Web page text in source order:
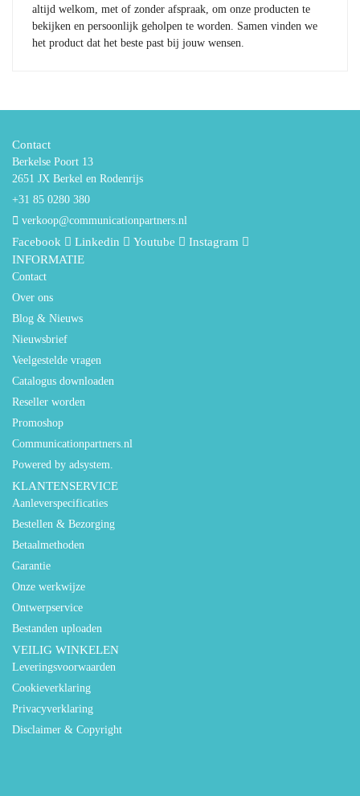
altijd welkom, met of zonder afspraak, om onze producten te
bekijken en persoonlijk geholpen te worden. Samen vinden we
het product dat het beste past bij jouw wensen.
Contact
Berkelse Poort 13
2651 JX Berkel en Rodenrijs
+31 85 0280 380
verkoop@communicationpartners.nl
Facebook Linkedin Youtube
Instagram
INFORMATIE
Contact
Over ons
Blog & Nieuws
Nieuwsbrief
Veelgestelde vragen
Catalogus downloaden
Reseller worden
Promoshop
Communicationpartners.nl
Powered by adsystem.
KLANTENSERVICE
Aanleverspecificaties
Bestellen & Bezorging
Betaalmethoden
Garantie
Onze werkwijze
Ontwerpservice
Bestanden uploaden
VEILIG WINKELEN
Leveringsvoorwaarden
Cookieverklaring
Privacyverklaring
Disclaimer & Copyright